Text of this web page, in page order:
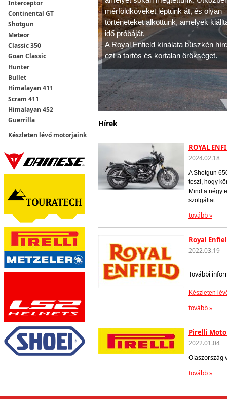
Interceptor
Continental GT
Shotgun
Meteor
Classic 350
Goan Classic
Hunter
Bullet
Himalayan 411
Scram 411
Himalayan 452
Guerrilla
Készleten lévő motorjaink
mérföldköveket léptünk át, és olyan
történeteket alkottunk, amelyek
idő próbáját.
A Royal Enfield kínálata büszkén
ezt a tartós és kortalan örökséget.
Hírek
ROYAL
2024.02.18
A Shotgun
teszi, hogy
Mind a négy
szolgáltat.
tovább »
Royal
2022.03.19
További
Készleten
tovább »
Pirelli
2022.01.04
Olaszország
tovább »